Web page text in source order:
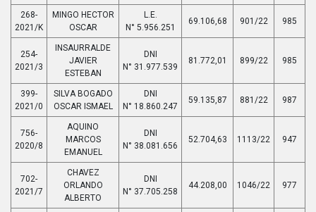
268-
2021/K
MINGO HECTOR
OSCAR
L.E.
N° 5.956.251
69.106,68 901/22 985
254-
2021/3
INSAURRALDE
JAVIER
ESTEBAN
DNI
N° 31.977.539
81.772,01 899/22 985
399-
2021/0
SILVA BOGADO
OSCAR ISMAEL
DNI
N° 18.860.247
59.135,87 881/22 987
756-
2020/8
AQUINO
MARCOS
EMANUEL
DNI
N° 38.081.656
52.704,63 1113/22 947
702-
2021/7
CHAVEZ
ORLANDO
ALBERTO
DNI
N° 37.705.258
44.208,00 1046/22 977